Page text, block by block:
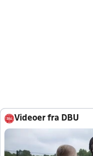
Videoer fra DBU